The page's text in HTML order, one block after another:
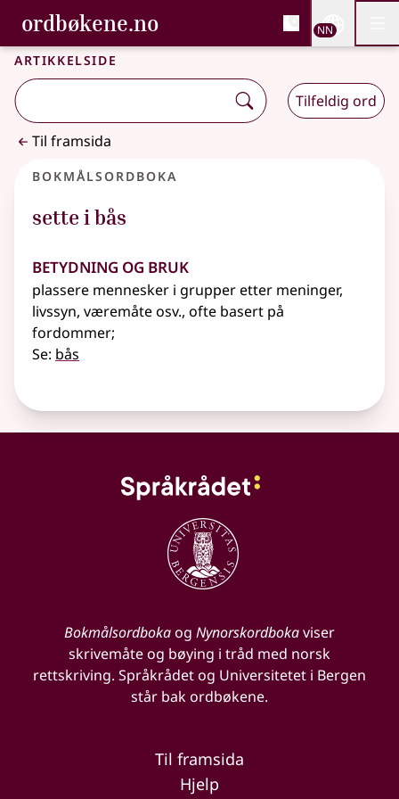
Gå til hovudinnhald
Tilgjenge
ordbøkene.no, Bokmålsordboka og
Bokmålsordboka og Nynorskordboka
NN
Artikkelside
Tilfeldig ord
Til framsida
Bokmålsordboka
sette i bås
Betydning og bruk
plassere mennesker i grupper etter meninger,
livssyn, væremåteosv., ofte basert på
fordommer;
Se: bås
Bokmålsordbokaog Nynorskordbokaviser
skrivemåte og bøying i tråd med norsk
rettskriving. Språkrådet og Universitetet i Bergen
står bak ordbøkene.
Til framsida
Hjelp